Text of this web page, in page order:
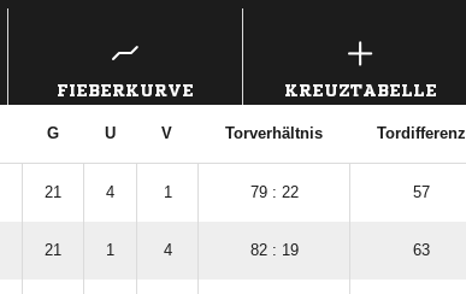
FIEBERKURVE KREUZTABELLE
G U V Torverhältnis Tordifferenz
21 4 1 79 : 22 57
21 1 4 82 : 19 63